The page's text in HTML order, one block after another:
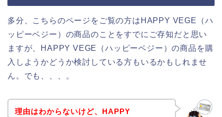
多分、こちらのページをご覧の方はHAPPY VEGE（ハ
ッピーベジー）の商品のことをすでにご存知だと思い
ますが、HAPPY VEGE（ハッピーベジー）の商品を購
入しようかどうか検討している方もいるかもしれませ
ん。でも、、、。
理由はわからないけど、HAPPY